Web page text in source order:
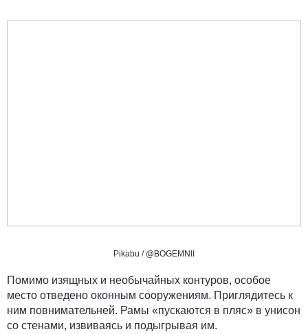
Pikabu / @BOGEMNII
Помимо изящных и необычайных контуров, особое
место отведено оконным сооружениям. Приглядитесь к
ним повнимательней. Рамы «пускаются в пляс» в унисон
со стенами, извиваясь и подыгрывая им.